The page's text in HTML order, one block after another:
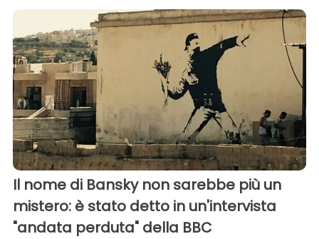
Il nome di Bansky non sarebbe più un
mistero: è stato detto in un'intervista
"andata perduta" della BBC